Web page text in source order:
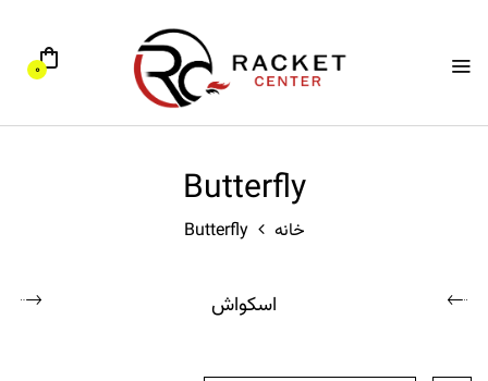
0
Butterfly
خانه Butterfly
اسکواش